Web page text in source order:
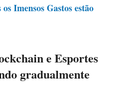
Imensos Gastos estão
e Esportes
gradualmente